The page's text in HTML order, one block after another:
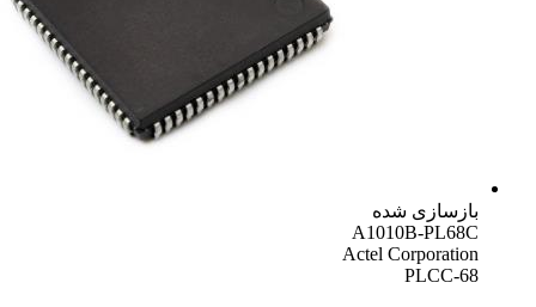
بازسازی شده
A1010B-PL68C
Actel Corporation
PLCC-68